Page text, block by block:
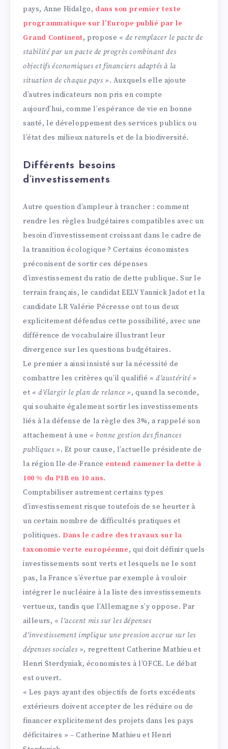
pays, Anne Hidalgo, dans son premier texte
programmatique sur l’Europe publié par le
Grand Continent, propose « de remplacer le pacte de
stabilité par un pacte de progrès combinant des
objectifs économiques et financiers adaptés à la
situation de chaque pays ». Auxquels elle ajoute
d’autres indicateurs non pris en compte
aujourd’hui, comme l’espérance de vie en bonne
santé, le développement des services publics ou
l’état des milieux naturels et de la biodiversité.
Différents besoins
d’investissements
Autre question d’ampleur à trancher : comment
rendre les règles budgétaires compatibles avec un
besoin d’investissement croissant dans le cadre de
la transition écologique ? Certains économistes
préconisent de sortir ces dépenses
d’investissement du ratio de dette publique. Sur le
terrain français, le candidat EELV Yannick Jadot et la
candidate LR Valérie Pécresse ont tous deux
explicitement défendus cette possibilité, avec une
différence de vocabulaire illustrant leur
divergence sur les questions budgétaires.
Le premier a ainsi insisté sur la nécessité de
combattre les critères qu’il qualifié « d’austérité »
et « d’élargir le plan de relance », quand la seconde,
qui souhaite également sortir les investissements
liés à la défense de la règle des 3%, a rappelé son
attachement à une « bonne gestion des finances
publiques ». Et pour cause, l’actuelle présidente de
la région Ile-de-France entend ramener la dette à
100 % du PIB en 10 ans.
Comptabiliser autrement certains types
d’investissement risque toutefois de se heurter à
un certain nombre de difficultés pratiques et
politiques. Dans le cadre des travaux sur la
taxonomie verte européenne, qui doit définir quels
investissements sont verts et lesquels ne le sont
pas, la France s’évertue par exemple à vouloir
intégrer le nucléaire à la liste des investissements
vertueux, tandis que l’Allemagne s’y oppose. Par
ailleurs, « l’accent mis sur les dépenses
d’investissement implique une pression accrue sur les
dépenses sociales », regrettent Catherine Mathieu et
Henri Sterdyniak, économistes à l’OFCE. Le débat
est ouvert.
« Les pays ayant des objectifs de forts excédents
extérieurs doivent accepter de les réduire ou de
financer explicitement des projets dans les pays
déficitaires » – Catherine Mathieu et Henri